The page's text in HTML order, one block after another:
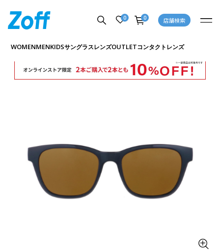
0 0 店舗検索
WOMENMENKIDSサングラスレンズOUTLETコンタクトレンズ
商品詳細ページへ